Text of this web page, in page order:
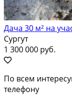
Дача 30 м² на
Сургут
1 300 000 руб.
По всем
телефону